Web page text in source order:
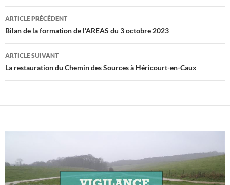
Navigation
des
articles
ARTICLE PRÉCÉDENT
Bilan de la formation de l’AREAS du 3 octobre 2023
ARTICLE SUIVANT
La restauration du Chemin des Sources à Héricourt-en-Caux